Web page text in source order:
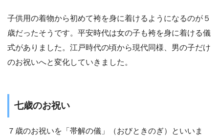
子供用の着物から初めて袴を身に着けるようになるのが５
歳だったそうです。平安時代は女の子も袴を身に着ける儀
式がありました。江戸時代の頃から現代同様、男の子だけ
のお祝いへと変化していきました。
七歳のお祝い
７歳のお祝いを 「帯解の儀」（おびときのぎ）
といいま